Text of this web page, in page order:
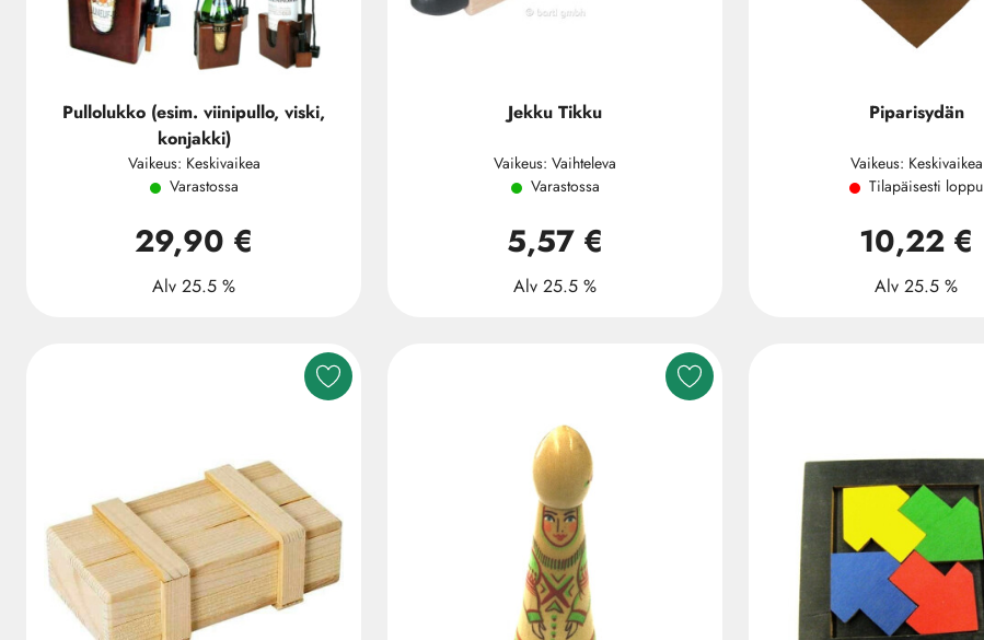
Pullolukko (esim. viinipullo, viski,
konjakki)
Vaikeus: Keskivaikea
Varastossa
29,90 €
Alv 25.5 %
Jekku Tikku
Vaikeus: Vaihteleva
Varastossa
5,57 €
Alv 25.5 %
Piparisydän
Vaikeus: Keskivaikea
Tilapäisesti loppu
10,22 €
Alv 25.5 %